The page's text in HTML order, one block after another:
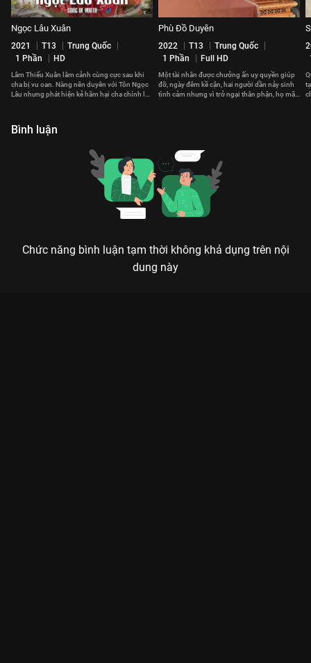
Ngọc Lâu Xuân
2021 T13
Trung Quốc
1 Phần
HD
Lâm Thiếu Xuân lâm cảnh cùng cực sau khi
cha bị vu oan. Nàng nên duyên với Tôn Ngọc
Lâu nhưng phát hiện kẻ hãm hại cha chính là
Phù Đồ Duyên
2022 T13
Trung Quốc
1 Phần
Full HD
Một tài nhân được chưởng ấn uy quyền giúp
đỡ, ngày đêm kề cận, hai người dần nảy sinh
tình cảm nhưng vì trở ngại thân phận, họ mãi
Bình luận
Chức năng bình luận tạm thời không khả dụng trên nội
dung này